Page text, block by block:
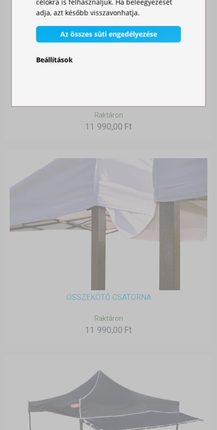
Raktáron
11 990,00 Ft
ÖSSZEKÖTŐ CSATORNA
Raktáron
11 990,00 Ft
célokra is felhasználjuk. Ha beleegyezését
adja, azt később visszavonhatja.
Az összes süti engedélyezése
Beállítások